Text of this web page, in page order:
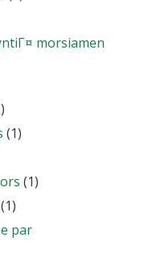
morsiamen
(1)
(1)
(1)
par